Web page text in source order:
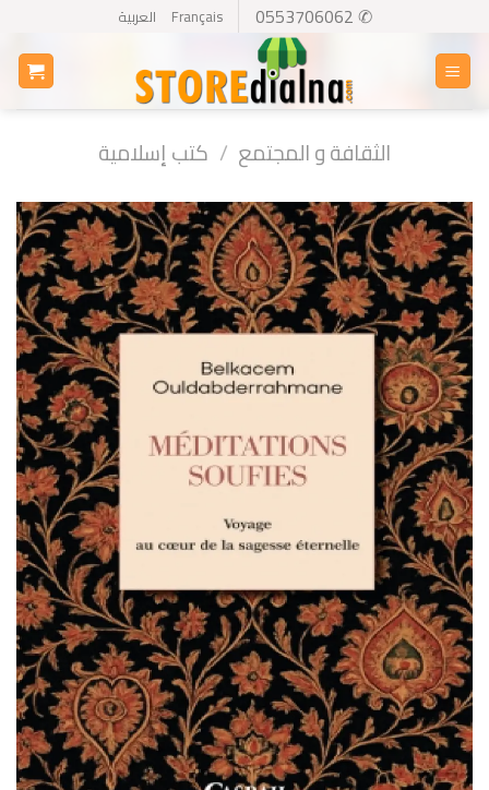
content
✆ 0553706062
Français العربية
الثقافة و المجتمع / كتب إسلامية